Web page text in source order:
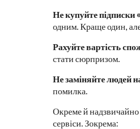
Не купуйте підписки
одним. Краще один,
Рахуйте вартість
стати сюрпризом.
Не заміняйте людей
помилка.
Окреме й надзвичайно
сервіси. Зокрема: